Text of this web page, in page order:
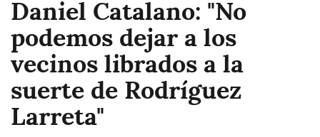
Daniel Catalano: "No
podemos dejar a los
vecinos librados a la
suerte de Rodríguez
Larreta"